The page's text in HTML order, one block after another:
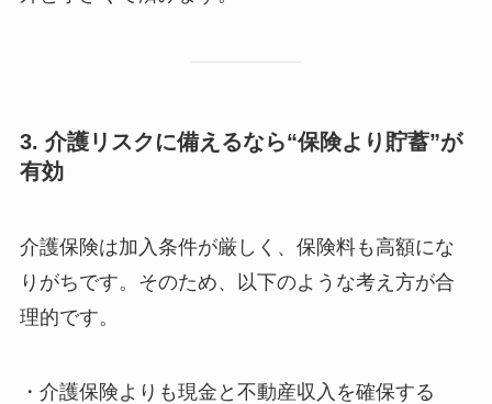
3. 介護リスクに備えるなら“保険より貯蓄”が
有効
介護保険は加入条件が厳しく、保険料も高額にな
りがちです。そのため、以下のような考え方が合
理的です。
・介護保険よりも現金と不動産収入を確保する